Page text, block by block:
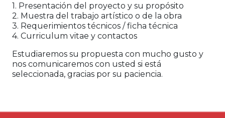
1. Presentación del proyecto y su propósito
2. Muestra del trabajo artístico o de la obra
3. Requerimientos técnicos / ficha técnica
4. Curriculum vitae y contactos
Estudiaremos su propuesta con mucho gusto y
nos comunicaremos con usted si está
seleccionada, gracias por su paciencia.